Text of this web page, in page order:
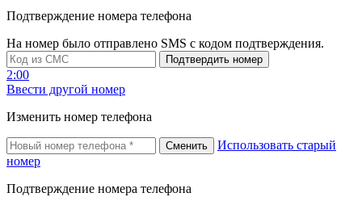
Подтверждение номера телефона
На номер было отправлено SMS с кодом подтверждения.
Подтвердить номер
2:00
Ввести другой номер
Изменить номер телефона
Сменить
Использовать старый
номер
Подтверждение номера телефона